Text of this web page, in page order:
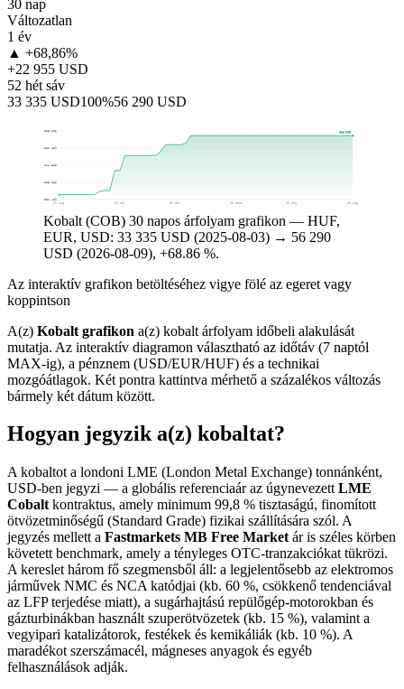
30 nap
Változatlan
1 év
▲ +68,86%
+22 955 USD
52 hét sáv
33 335 USD100%56 290 USD
$31 499
$38 156
$44 813
$51 469
$58 126
25. aug. 25. okt. 25. dec. 26. márc. 26. máj. 26. aug.
$56 290
Kobalt (COB) 30 napos árfolyam grafikon — HUF,
EUR, USD: 33 335 USD (2025-08-03) → 56 290
USD (2026-08-09), +68.86 %.
Az interaktív grafikon betöltéséhez vigye fölé az egeret vagy
koppintson
A(z) Kobalt grafikon a(z) kobalt árfolyam időbeli alakulását
mutatja. Az interaktív diagramon választható az időtáv (7 naptól
MAX-ig), a pénznem (USD/EUR/HUF) és a technikai
mozgóátlagok. Két pontra kattintva mérhető a százalékos változás
bármely két dátum között.
Hogyan jegyzik a(z) kobaltat?
A kobaltot a londoni LME (London Metal Exchange) tonnánként,
USD-ben jegyzi — a globális referenciaár az úgynevezett LME
Cobalt kontraktus, amely minimum 99,8 % tisztaságú, finomított
ötvözetminőségű (Standard Grade) fizikai szállítására szól. A
jegyzés mellett a Fastmarkets MB Free Market ár is széles körben
követett benchmark, amely a tényleges OTC-tranzakciókat tükrözi.
A kereslet három fő szegmensből áll: a legjelentősebb az elektromos
járművek NMC és NCA katódjai (kb. 60 %, csökkenő tendenciával
az LFP terjedése miatt), a sugárhajtású repülőgép-motorokban és
gázturbinákban használt szuperötvözetek (kb. 15 %), valamint a
vegyipari katalizátorok, festékek és kemikáliák (kb. 10 %). A
maradékot szerszámacél, mágneses anyagok és egyéb
felhasználások adják.